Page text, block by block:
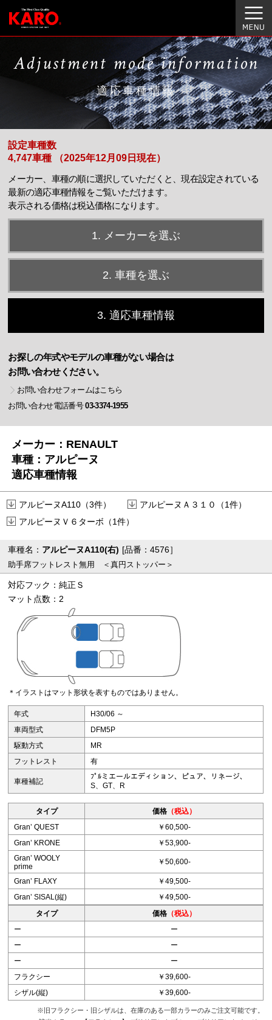
Adjustment mode information
適応車種情報
設定車種数
4,747車種 （2025年12月09日現在）
メーカー、車種の順に選択していただくと、現在設定されている
最新の適応車種情報をご覧いただけます。
表示される価格は税込価格になります。
1. メーカーを選ぶ
2. 車種を選ぶ
3. 適応車種情報
お探しの年式やモデルの車種がない場合は
お問い合わせください。
お問い合わせフォームはこちら
お問い合わせ電話番号03-3374-1955
メーカー：RENAULT
車種：アルピーヌ
適応車種情報
アルピーヌA110（3件）
アルピーヌＡ３１０（1件）
アルピーヌＶ６ターボ（1件）
車種名： アルピーヌA110(右) [品番：4576］
助手席フットレスト無用 ＜真円ストッパー＞
対応フック：純正Ｓ
マット点数：2
＊イラストはマット形状を表すものではありません。
年式
H30/06 ～
車両型式
DFM5P
駆動方式
MR
フットレスト
有
車種補記
ﾌﾟﾙミエールエディション、ピュア、リネージ、
S、GT、R
タイプ 価格（税込）
Granʼ QUEST
￥60,500-
Granʼ KRONE
￥53,900-
Granʼ WOOLY
prime
￥50,600-
Granʼ FLAXY
￥49,500-
Granʼ SISAL(縦)
￥49,500-
タイプ
価格（税込）
ー
ー
ー
ー
ー
ー
フラクシー
￥39,600-
シザル(縦)
￥39,600-
※旧フラクシー・旧シザルは、在庫のある一部カラーのみご注文可能です。